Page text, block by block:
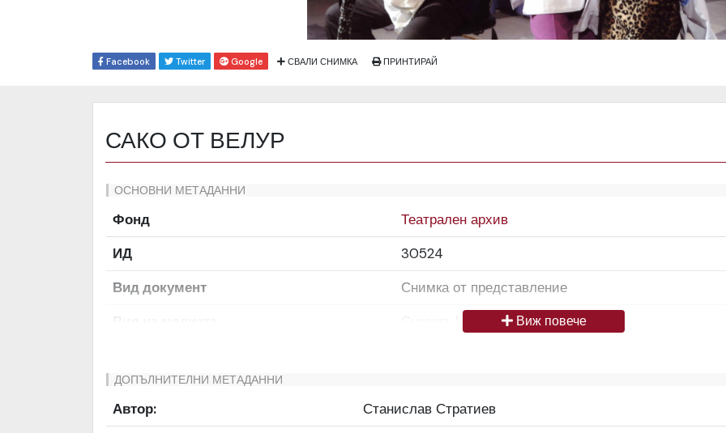
Facebook Twitter Google СВАЛИ СНИМКА ПРИНТИРАЙ
САКО ОТ ВЕЛУР
ОСНОВНИ МЕТАДАННИ
Фонд
Театрален архив
ИД
30524
Вид документ
Снимка от представление
Снимка / изображение
Права за ползване
Предоставяща страна
България
Виж повече
ДОПЪЛНИТЕЛНИ МЕТАДАННИ
Автор:
Станислав Стратиев